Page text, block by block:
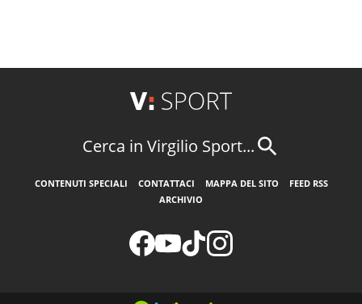
Cerca in Virgilio Sport...
CONTENUTI SPECIALI CONTATTACI MAPPA DEL SITO
FEED RSS
ARCHIVIO